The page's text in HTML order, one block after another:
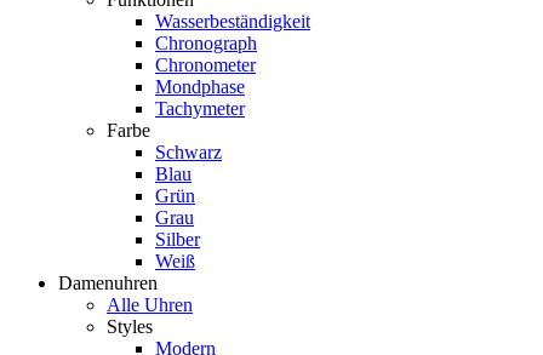
Wasserbeständigkeit
Chronograph
Chronometer
Mondphase
Tachymeter
Farbe
Schwarz
Blau
Grün
Grau
Silber
Weiß
Damenuhren
Alle Uhren
Styles
Modern